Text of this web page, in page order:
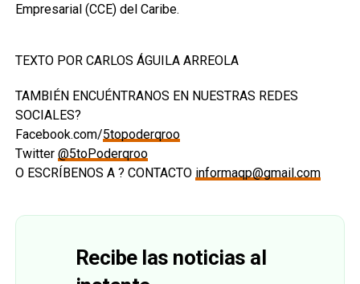
Empresarial (CCE) del Caribe.
TEXTO POR CARLOS ÁGUILA ARREOLA
TAMBIÉN ENCUÉNTRANOS EN NUESTRAS REDES
SOCIALES?
Facebook.com/5topoderqroo
Twitter @5toPoderqroo
O ESCRÍBENOS A ? CONTACTO informaqp@gmail.com
Recibe las noticias al